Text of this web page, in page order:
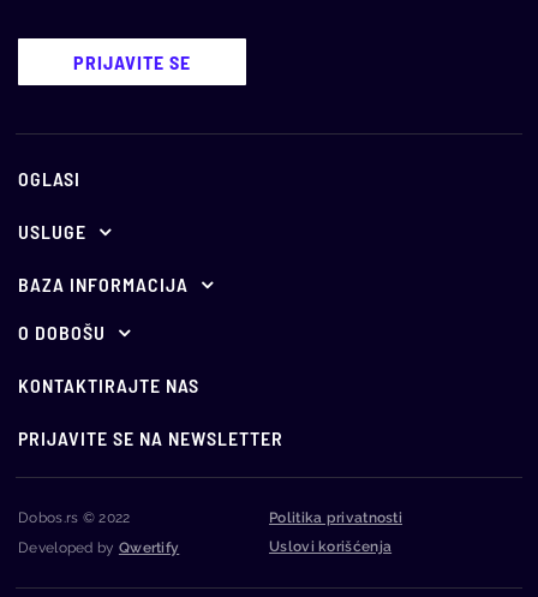
PRIJAVITE SE
OGLASI
USLUGE
Ponuda za oglašavanje
E-aukcije
Holandske aukcije
Oglašavajte se kod nas
BAZA INFORMACIJA
Propisi
Vesti
Info
Monitoring stečaja
O DOBOŠU
O nama
Vodič kroz javno nadmetanje
Najčešća pitanja
KONTAKTIRAJTE NAS
PRIJAVITE SE NA NEWSLETTER
Dobos.rs © 2022
Developed by Qwertify
Politika privatnosti
Uslovi korišćenja